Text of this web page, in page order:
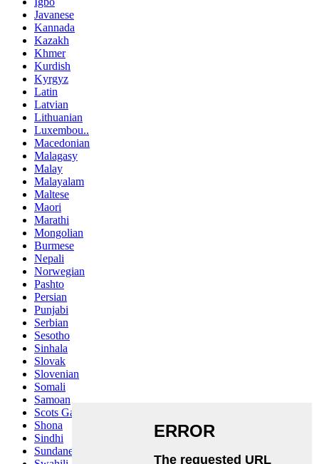
Javanese
Kannada
Kazakh
Khmer
Kurdish
Kyrgyz
Latin
Latvian
Lithuanian
Luxembou..
Macedonian
Malagasy
Malay
Malayalam
Maltese
Maori
Marathi
Mongolian
Burmese
Nepali
Norwegian
Pashto
Persian
Punjabi
Serbian
Sesotho
Sinhala
Slovak
Slovenian
Somali
Samoan
Scots Gaelic
Shona
Sindhi
Sundanese